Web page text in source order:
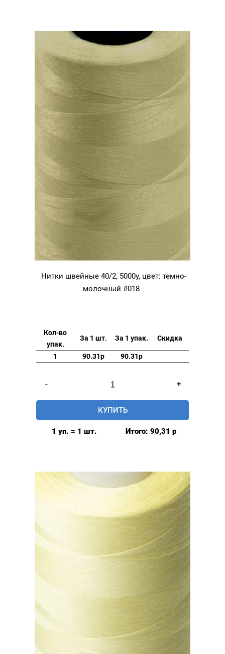
молочный
#016
Нитки швейные 40/2, 5000у, цвет: темно-
молочный #018
Кол-во
упак.
За 1 шт. За 1 упак. Скидка
1 90.31р 90.31р
-
товара
Нитки
швейные
молочный
#018
+
КУПИТЬ
1 уп. = 1 шт. Итого: 90,31 р